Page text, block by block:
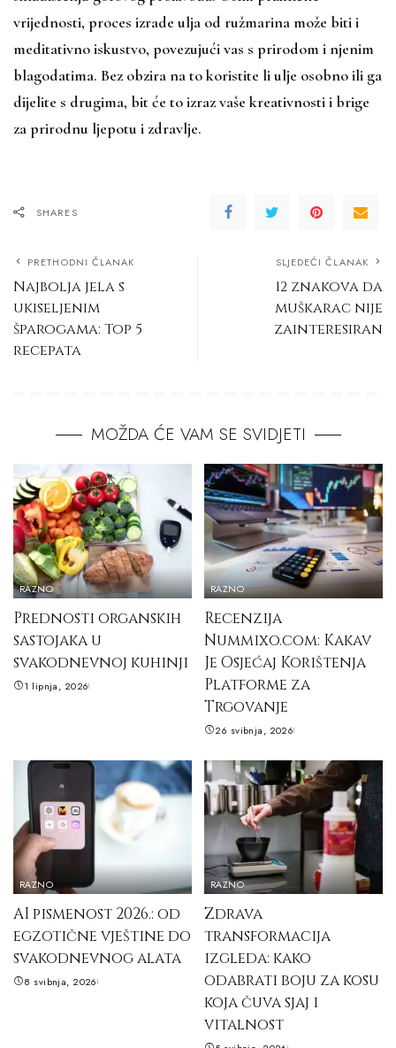
vrijednosti, proces izrade ulja od ružmarina može biti i
meditativno iskustvo, povezujući vas s prirodom i njenim
blagodatima. Bez obzira na to koristite li ulje osobno ili ga
dijelite s drugima, bit će to izraz vaše kreativnosti i brige
za prirodnu ljepotu i zdravlje.
SHARES
PRETHODNI ČLANAK
Najbolja jela s
ukiseljenim
šparogama: Top 5
recepata
SLJEDEĆI ČLANAK
12 znakova da
muškarac nije
zainteresiran
MOŽDA ĆE VAM SE SVIDJETI
RAZNO
Prednosti organskih
sastojaka u
svakodnevnoj kuhinji
1 lipnja, 2026
RAZNO
Recenzija
Nummixo.com: Kakav
Je Osjećaj Korištenja
Platforme za
Trgovanje
26 svibnja, 2026
RAZNO
AI pismenost 2026.: od
egzotične vještine do
svakodnevnog alata
8 svibnja, 2026
RAZNO
Zdrava
transformacija
izgleda: kako
odabrati boju za kosu
koja čuva sjaj i
vitalnost